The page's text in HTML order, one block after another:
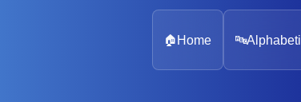
🏠 Home 🔤